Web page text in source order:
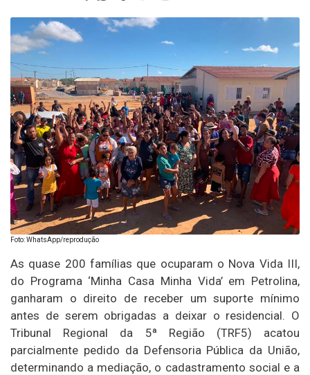
Foto: WhatsApp/reprodução
As quase 200 famílias que ocuparam o Nova Vida III,
do Programa ‘Minha Casa Minha Vida’ em Petrolina,
ganharam o direito de receber um suporte mínimo
antes de serem obrigadas a deixar o residencial. O
Tribunal Regional da 5ª Região (TRF5) acatou
parcialmente pedido da Defensoria Pública da União,
determinando a mediação, o cadastramento social e a